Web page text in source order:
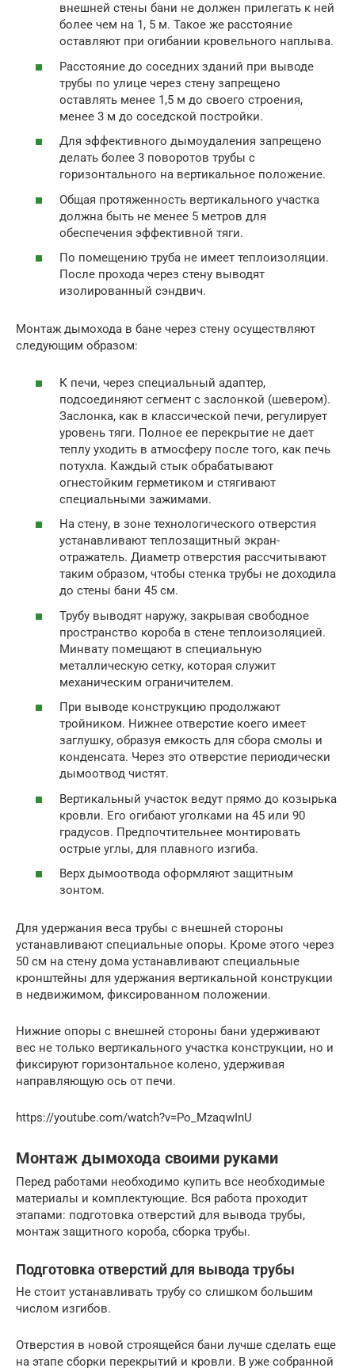
внешней стены бани не должен прилегать к ней
более чем на 1, 5 м. Такое же расстояние
оставляют при огибании кровельного наплыва.
Расстояние до соседних зданий при выводе
трубы по улице через стену запрещено
оставлять менее 1,5 м до своего строения,
менее 3 м до соседской постройки.
Для эффективного дымоудаления запрещено
делать более 3 поворотов трубы с
горизонтального на вертикальное положение.
Общая протяженность вертикального участка
должна быть не менее 5 метров для
обеспечения эффективной тяги.
По помещению труба не имеет теплоизоляции.
После прохода через стену выводят
изолированный сэндвич.
Монтаж дымохода в бане через стену осуществляют
следующим образом:
К печи, через специальный адаптер,
подсоединяют сегмент с заслонкой (шевером).
Заслонка, как в классической печи, регулирует
уровень тяги. Полное ее перекрытие не дает
теплу уходить в атмосферу после того, как печь
потухла. Каждый стык обрабатывают
огнестойким герметиком и стягивают
специальными зажимами.
На стену, в зоне технологического отверстия
устанавливают теплозащитный экран-
отражатель. Диаметр отверстия рассчитывают
таким образом, чтобы стенка трубы не доходила
до стены бани 45 см.
Трубу выводят наружу, закрывая свободное
пространство короба в стене теплоизоляцией.
Минвату помещают в специальную
металлическую сетку, которая служит
механическим ограничителем.
При выводе конструкцию продолжают
тройником. Нижнее отверстие коего имеет
заглушку, образуя емкость для сбора смолы и
конденсата. Через это отверстие периодически
дымоотвод чистят.
Вертикальный участок ведут прямо до козырька
кровли. Его огибают уголками на 45 или 90
градусов. Предпочтительнее монтировать
острые углы, для плавного изгиба.
Верх дымоотвода оформляют защитным
зонтом.
Для удержания веса трубы с внешней стороны
устанавливают специальные опоры. Кроме этого через
50 см на стену дома устанавливают специальные
кронштейны для удержания вертикальной конструкции
в недвижимом, фиксированном положении.
Нижние опоры с внешней стороны бани удерживают
вес не только вертикального участка конструкции, но и
фиксируют горизонтальное колено, удерживая
направляющую ось от печи.
https://youtube.com/watch?v=Po_MzaqwInU
Монтаж дымохода своими руками
Перед работами необходимо купить все необходимые
материалы и комплектующие. Вся работа проходит
этапами: подготовка отверстий для вывода трубы,
монтаж защитного короба, сборка трубы.
Подготовка отверстий для вывода трубы
Не стоит устанавливать трубу со слишком большим
числом изгибов.
Отверстия в новой строящейся бани лучше сделать еще
на этапе сборки перекрытий и кровли. В уже собранной